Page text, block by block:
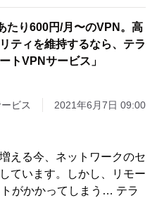
たり600円/月〜のVPN。高
ティを維持するなら、テラ
トVPNサービス」
ビス 2021年6月7日 09:00
える今、ネットワークのセ
ています。しかし、リモー
がかかってしまう… テラ